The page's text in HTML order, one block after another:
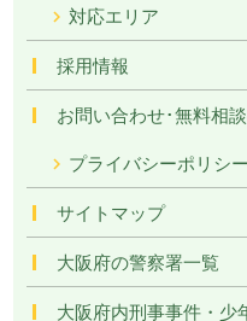
対応エリア
採用情報
お問い合わせ･無料相
プライバシーポリシー
サイトマップ
大阪府の警察署一覧
大阪府内刑事事件・少